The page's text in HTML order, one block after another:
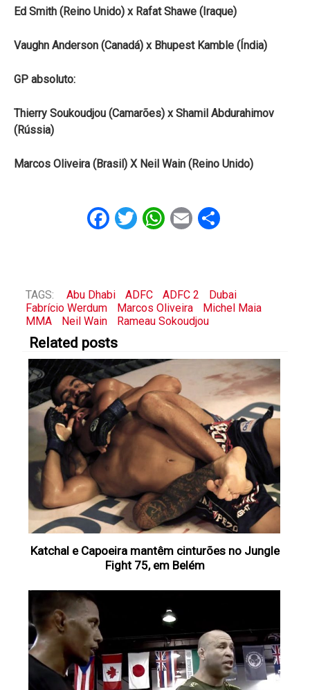
Ed Smith (Reino Unido) x Rafat Shawe (Iraque)
Vaughn Anderson (Canadá) x Bhupest Kamble (Índia)
GP absoluto:
Thierry Soukoudjou (Camarões) x Shamil Abdurahimov
(Rússia)
Marcos Oliveira (Brasil) X Neil Wain (Reino Unido)
Facebook
Twitter
WhatsApp
EmailShare
TAGS: Abu Dhabi ADFC ADFC 2
Dubai
Fabrício Werdum
Marcos Oliveira
Michel Maia
MMA
Neil Wain Rameau Sokoudjou
Related posts
Katchal e Capoeira mantêm cinturões no Jungle
Fight 75, em Belém